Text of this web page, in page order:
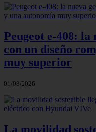
Peugeot e-408: la
con un diseño
muy superior
01/08/2026
La movilidad